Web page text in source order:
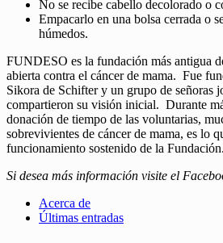
No se recibe cabello decolorado o
Empacarlo en una bolsa cerrada o
húmedos.
FUNDESO es la fundación más antigua
abierta contra el cáncer de mama. Fue
Sikora de Schifter y un grupo de señoras
compartieron su visión inicial. Durante
donación de tiempo de las voluntarias,
sobrevivientes de cáncer de mama, es lo
funcionamiento sostenido de la Fundación.
Si desea más información visite el
Acerca de
Últimas entradas